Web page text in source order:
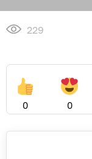
229
0 0